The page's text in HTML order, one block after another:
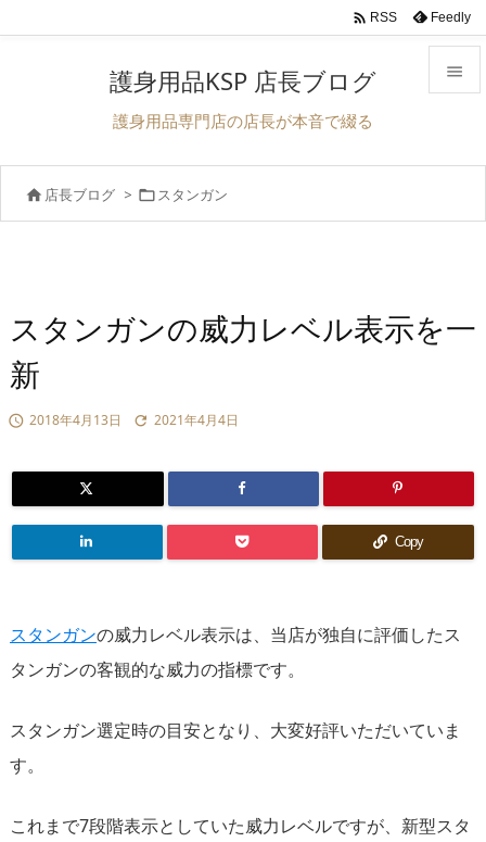


 RSS Feedly
護身用品KSP 店長ブログ
護身用品専門店の店長が本音で綴る
 店長ブログ > スタンガン
スタンガンの威力レベル表示を一
新
 2018年4月13日  2021年4月4日
Copy
スタンガンの威力レベル表示は、当店が独自に評価したス
タンガンの客観的な威力の指標です。
スタンガン選定時の目安となり、大変好評いただいていま
す。
これまで7段階表示としていた威力レベルですが、新型スタ